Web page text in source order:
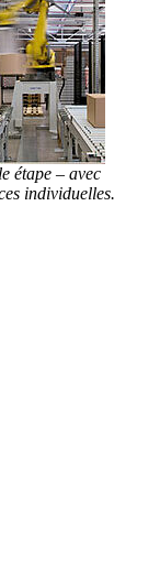
étape – avec
individuelles.